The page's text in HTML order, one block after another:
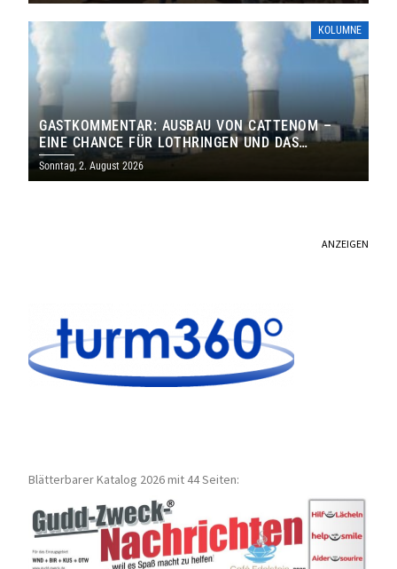
KOLUMNE
GASTKOMMENTAR: AUSBAU VON CATTENOM –
EINE CHANCE FÜR LOTHRINGEN UND DAS
SAARLAND
Sonntag, 2. August 2026
ANZEIGEN
Blätterbarer Katalog 2026 mit 44 Seiten: